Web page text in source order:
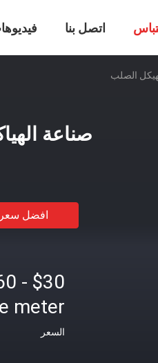
اتصل بنا
الصلب
صناعة
افضل سعر
meter
السعر